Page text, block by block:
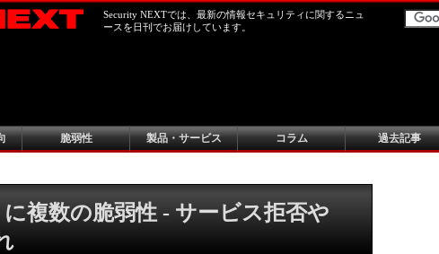
Security NEXTでは、最新の情報セキュリティに関するニュ
ースを日刊でお届けしています。
脆弱性 製品・サービス コラム 過去記事
に複数の脆弱性 - サービス拒否や